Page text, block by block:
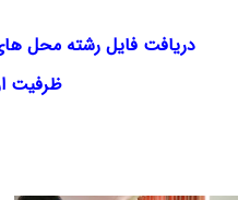
دریافت فایل رشته محل
ظرفیت